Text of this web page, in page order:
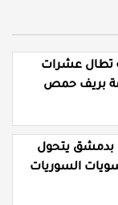
تطال عشرات
بريف حمص
بدمشق يتحول
السوريات